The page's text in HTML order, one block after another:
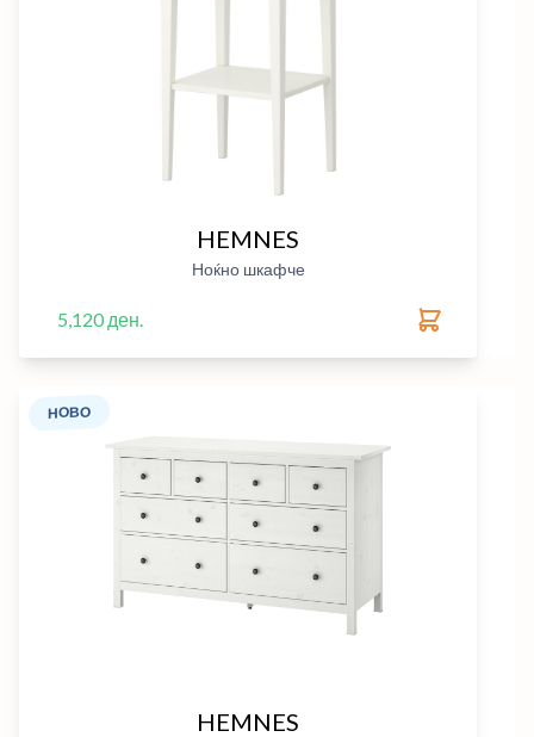
HEMNES
Ноќно шкафче
5,120 ден.
НОВО
HEMNES